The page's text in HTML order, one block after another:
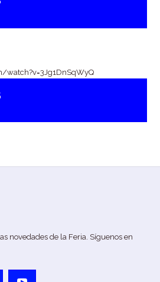
novedades de la Feria. Síguenos en